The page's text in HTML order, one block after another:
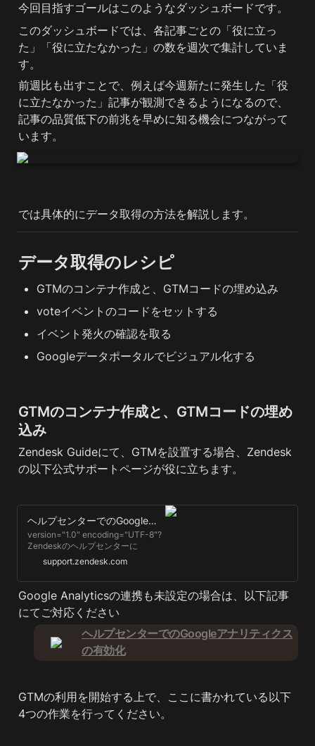
今回目指すゴールはこのようなダッシュボードです。
このダッシュボードでは、各記事ごとの「役に立っ
た」「役に立たなかった」の数を週次で集計していま
す。
前週比も出すことで、例えば今週新たに発生した「役
に立たなかった」記事が観測できるようになるので、
記事の品質低下の前兆を早めに知る機会につながって
います。
では具体的にデータ取得の方法を解説します。
データ取得のレシピ
GTMのコンテナ作成と、GTMコードの埋め込み
voteイベントのコードをセットする
イベント発火の確認を取る
Googleデータポータルでビジュアル化する
GTMのコンテナ作成と、GTMコードの埋め
込み
Zendesk Guideにて、GTMを設置する場合、Zendesk
の以下公式サポートページが役に立ちます。
ヘルプセンターでのGoogleタグマネージャーの使用
version="1.0" encoding="UTF-8"?
Zendeskのヘルプセンターに
Googleタグマネージャーを実装する
ことができます。 この記事では、次
のトピックについて説明します。
Googleタグマネージャーについて
Googleタグマネージャーの実装 次
のステップ Googleタグマネージャ
ーについて Googleは、Googleタグ
マネージャーを「タグや...
support.zendesk.com
Google Analyticsの連携も未設定の場合は、以下記事
にてご対応ください
ヘルプセンターでのGoogleアナリティクス
の有効化
GTMの利用を開始する上で、ここに書かれている以下
4つの作業を行ってください。